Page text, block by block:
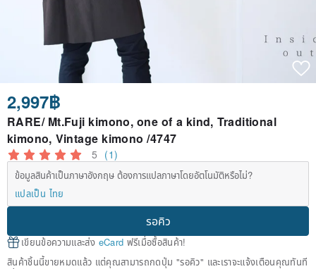
2,997฿
RARE/ Mt.Fuji kimono, one of a kind, Traditional
kimono, Vintage kimono /4747
5 (1)
ข้อมูลสินค้าเป็นภาษาอังกฤษ ต้องการแปลภาษาโดยอัตโนมัติหรือไม่?
แปลเป็น ไทย
รอคิว
เขียนข้อความและส่ง eCard ฟรีเมื่อซื้อสินค้า!
สินค้าชิ้นนี้ขายหมดแล้ว แต่คุณสามารถกดปุ่ม "รอคิว" และเราจะแจ้งเตือนคุณทันที